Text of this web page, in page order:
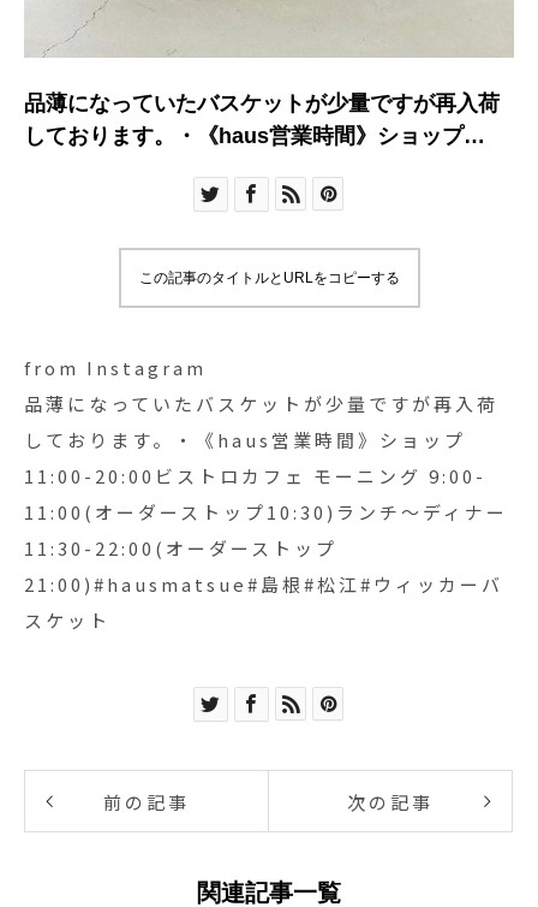
品薄になっていたバスケットが少量ですが再入荷
しております。・《haus営業時間》ショップ
11:00(オーダーストップ10:30)ランチ〜ディナー
21:00)#hausmatsue#島根#松江#ウィッカーバス
この記事のタイトルとURLをコピーする
from Instagram
品薄になっていたバスケットが少量ですが再入荷
しております。・《haus営業時間》ショップ
11:00-20:00ビストロカフェ モーニング 9:00-
11:00(オーダーストップ10:30)ランチ〜ディナー
11:30-22:00(オーダーストップ
21:00)#hausmatsue#島根#松江#ウィッカーバ
スケット
前の記事 次の記事
関連記事一覧